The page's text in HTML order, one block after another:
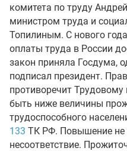
комитета по труду
министром труда и
Топилиным. С нового
оплаты труда в России
закон приняла Госдума,
подписал президент.
противоречит
быть ниже величины
трудоспособного
133 ТК РФ. Повышение не
несоответствие.